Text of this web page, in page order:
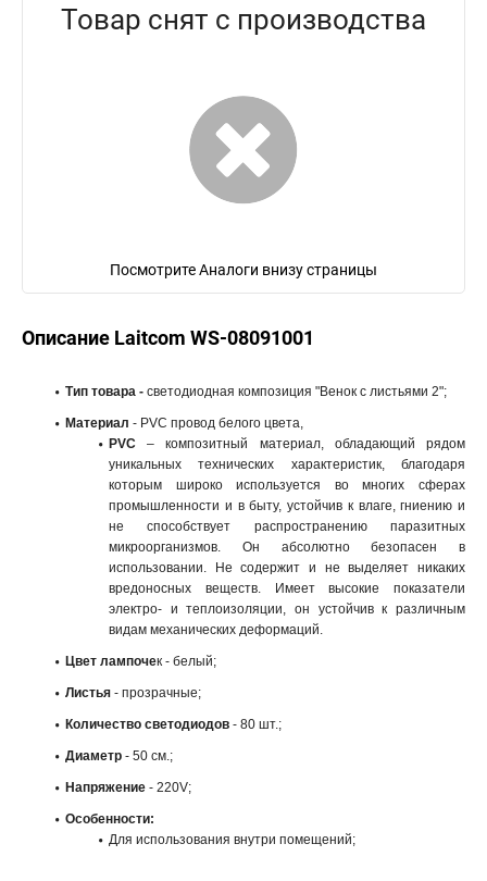
Товар снят с производства
Посмотрите Аналоги внизу страницы
Описание Laitcom WS-08091001
Тип товара - светодиодная композиция "Венок с листьями 2";
Материал - PVC провод белого цвета,
PVC – композитный материал, обладающий рядом
уникальных технических характеристик, благодаря
которым широко используется во многих сферах
промышленности и в быту, устойчив к влаге, гниению и
не способствует распространению паразитных
микроорганизмов. Он абсолютно безопасен в
использовании. Не содержит и не выделяет никаких
вредоносных веществ. Имеет высокие показатели
электро- и теплоизоляции, он устойчив к различным
видам механических деформаций.
Цвет лампочек - белый;
Листья - прозрачные;
Количество светодиодов - 80 шт.;
Диаметр - 50 см.;
Напряжение - 220V;
Особенности:
Для использования внутри помещений;